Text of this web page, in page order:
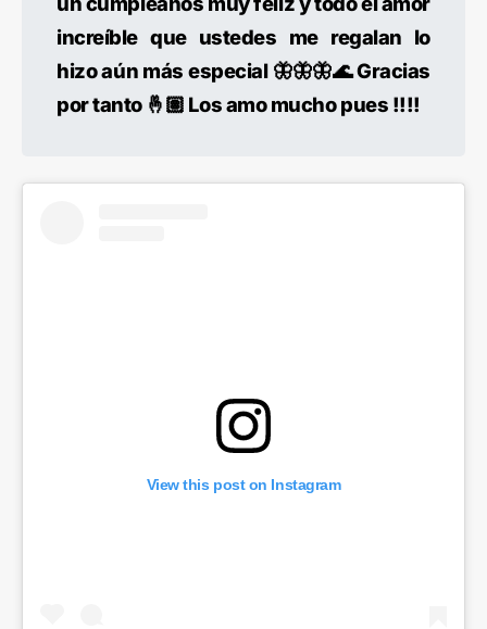
increíble que ustedes me regalan lo
hizo aún más especial 🦋🦋🦋🌊 Gracias
por tanto 🤞🏽 Los amo mucho pues !!!!
View this post on Instagram